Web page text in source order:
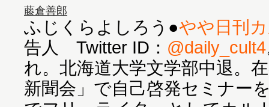
藤倉善郎
ふじくらよしろう●やや日刊
告人 Twitter ID： @daily_cult4
れ。北海道大学文学部中退。
新聞会」で自己啓発セミナー